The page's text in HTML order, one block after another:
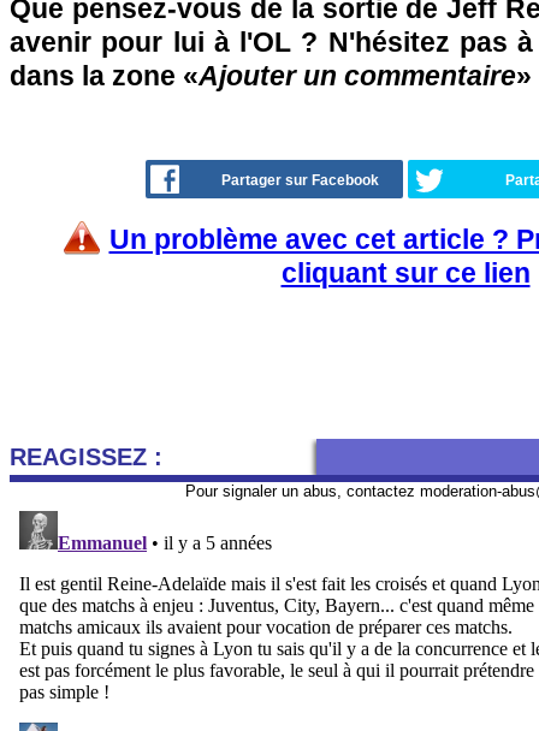
Que pensez-vous de la sortie de Jeff
avenir pour lui à l'OL ? N'hésitez pas
dans la zone «Ajouter un commentaire
Partager sur Facebook
Un problème avec cet article ?
cliquant sur ce lien
REAGISSEZ :
Pour signaler un abus, contactez moderation-